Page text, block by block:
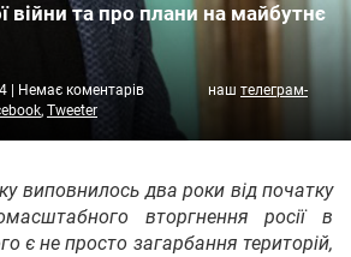
війни та про плани на майбутнє
Немає коментарів наш телеграм-
, Tweeter
виповнилось два роки від початку
вторгнення росії в
є не просто загарбання територій,